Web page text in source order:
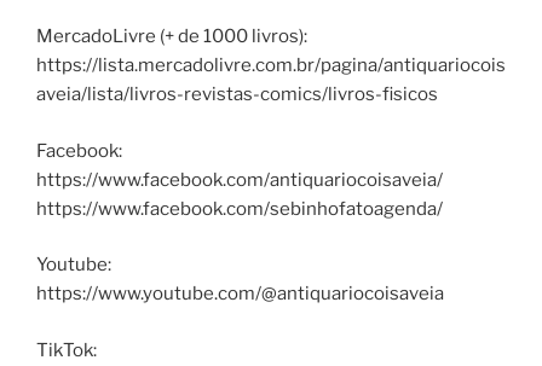
MercadoLivre (+ de 1000 livros):
https://lista.mercadolivre.com.br/pagina/antiquariocois
aveia/lista/livros-revistas-comics/livros-fisicos
Facebook:
https://www.facebook.com/antiquariocoisaveia/
https://www.facebook.com/sebinhofatoagenda/
Youtube:
https://www.youtube.com/@antiquariocoisaveia
TikTok: